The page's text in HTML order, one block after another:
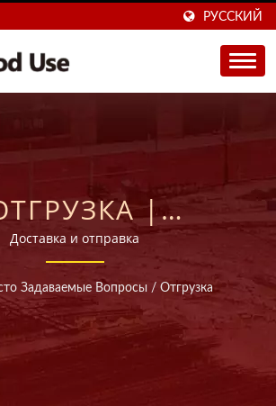
РУССКИЙ
|
В 40
СТРАНАХ,
Доставка и отправка
Задаваемые Вопросы / Отгрузка